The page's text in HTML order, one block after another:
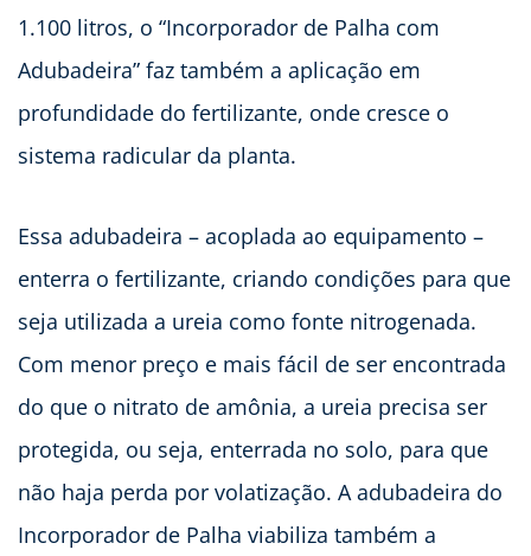
1.100 litros, o “Incorporador de Palha com
Adubadeira” faz também a aplicação em
profundidade do fertilizante, onde cresce o
sistema radicular da planta.
Essa adubadeira – acoplada ao equipamento –
enterra o fertilizante, criando condições para que
seja utilizada a ureia como fonte nitrogenada.
Com menor preço e mais fácil de ser encontrada
do que o nitrato de amônia, a ureia precisa ser
protegida, ou seja, enterrada no solo, para que
não haja perda por volatização. A adubadeira do
Incorporador de Palha viabiliza também a